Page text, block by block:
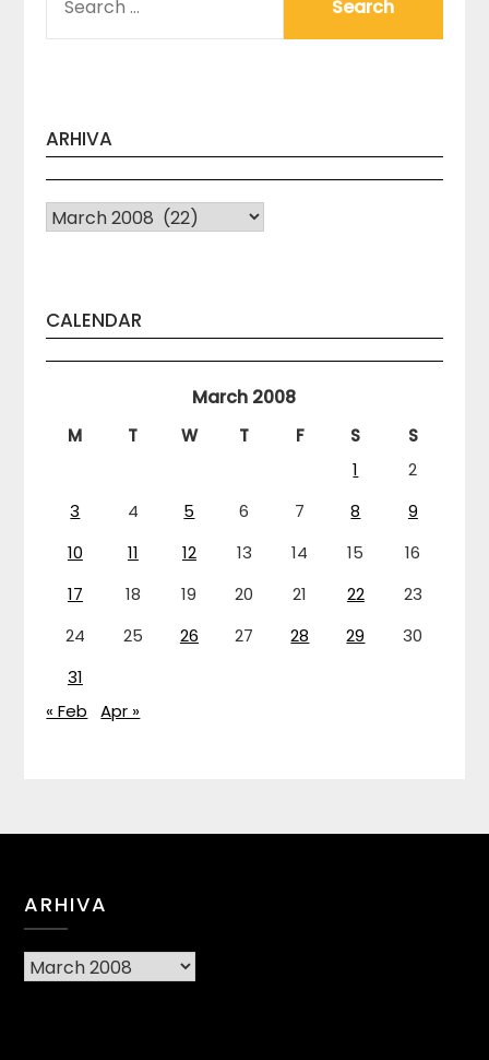
FOR:
ARHIVA
Arhiva
CALENDAR
March 2008
M T W T F S
S
1
2
3
4 5 6 7 8
9
10
11 12 13 14 15
16
17
18 19 20 21 22
23
24
25 26 27 28 29
30
31
« Feb
Apr »
ARHIVA
Arhiva